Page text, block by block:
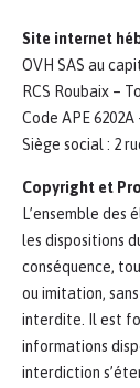
Site internet
OVH SAS au
RCS Roubaix –
Code APE 6202A
Siège social : 2
Copyright et
L’ensemble
les dispositions
conséquence,
ou imitation,
interdite. Il est
informations
interdiction